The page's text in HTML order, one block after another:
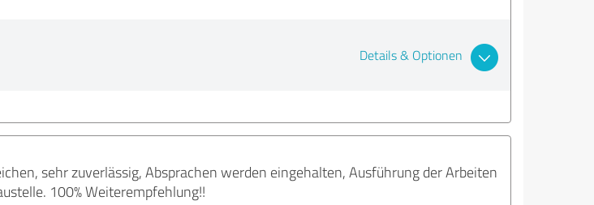
Details & Optionen
sehr zuverlässig, Absprachen werden eingehalten, Ausführung der Arbeiten
100% Weiterempfehlung!!